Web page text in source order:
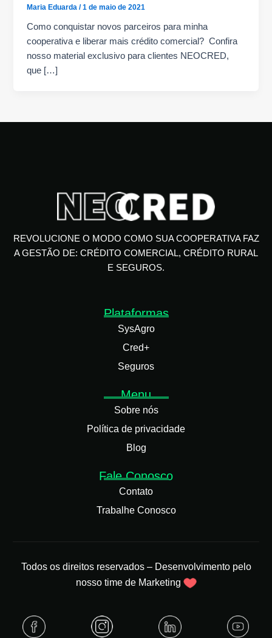
Maria Eduarda/1 de maio de 2021
Como conquistar novos parceiros para minha
cooperativa e liberar mais crédito comercial? Confira
nosso material exclusivo para clientes NEOCRED,
que […]
REVOLUCIONE O MODO COMO SUA COOPERATIVA FAZ
A GESTÃO DE: CRÉDITO COMERCIAL, CRÉDITO RURAL
E SEGUROS.
Plataformas
SysAgro
Cred+
Seguros
Menu
Sobre nós
Política de privacidade
Blog
Fale Conosco
Contato
Trabalhe Conosco
Todos os direitos reservados – Desenvolvimento pelo
nosso time de Marketing